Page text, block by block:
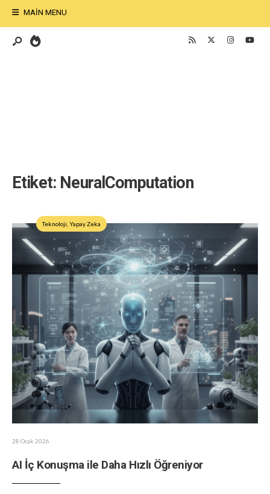
MAIN MENU
Etiket: NeuralComputation
Teknoloji Yapay Zeka
28 Ocak 2026
AI İç Konuşma ile Daha Hızlı Öğreniyor